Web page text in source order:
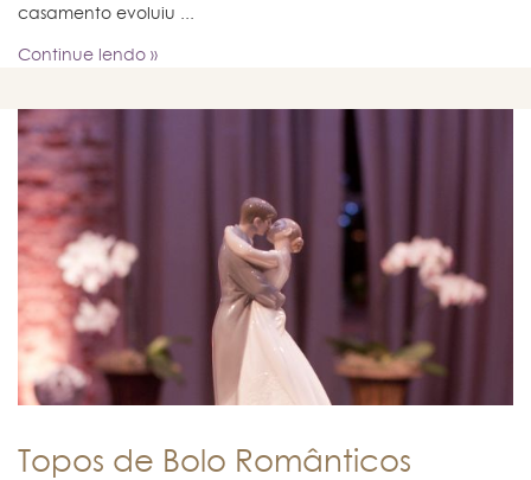
casamento evoluiu ...
Continue lendo »
Topos de Bolo Românticos